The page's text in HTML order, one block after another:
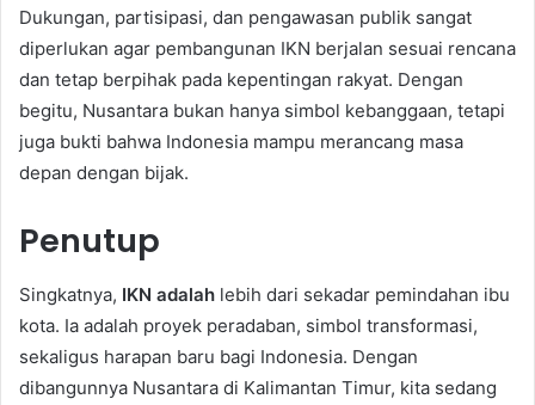
Dukungan, partisipasi, dan pengawasan publik sangat
diperlukan agar pembangunan IKN berjalan sesuai rencana
dan tetap berpihak pada kepentingan rakyat. Dengan
begitu, Nusantara bukan hanya simbol kebanggaan, tetapi
juga bukti bahwa Indonesia mampu merancang masa
depan dengan bijak.
Penutup
Singkatnya, IKN adalah lebih dari sekadar pemindahan ibu
kota. Ia adalah proyek peradaban, simbol transformasi,
sekaligus harapan baru bagi Indonesia. Dengan
dibangunnya Nusantara di Kalimantan Timur, kita sedang